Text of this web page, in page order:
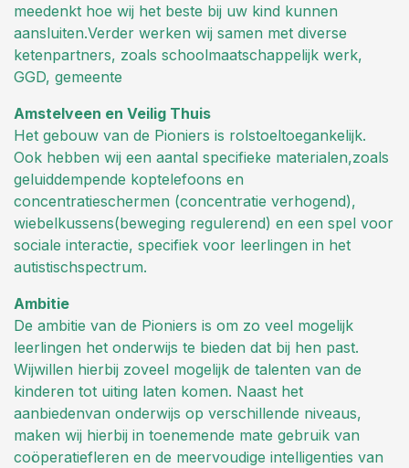
meedenkt hoe wij het beste bij uw kind kunnen
aansluiten.Verder werken wij samen met diverse
ketenpartners, zoals schoolmaatschappelijk werk,
GGD, gemeente
Amstelveen en Veilig Thuis
Het gebouw van de Pioniers is rolstoeltoegankelijk.
Ook hebben wij een aantal specifieke materialen,zoals
geluiddempende koptelefoons en
concentratieschermen (concentratie verhogend),
wiebelkussens(beweging regulerend) en een spel voor
sociale interactie, specifiek voor leerlingen in het
autistischspectrum.
Ambitie
De ambitie van de Pioniers is om zo veel mogelijk
leerlingen het onderwijs te bieden dat bij hen past.
Wijwillen hierbij zoveel mogelijk de talenten van de
kinderen tot uiting laten komen. Naast het
aanbiedenvan onderwijs op verschillende niveaus,
maken wij hierbij in toenemende mate gebruik van
coöperatiefleren en de meervoudige intelligenties van